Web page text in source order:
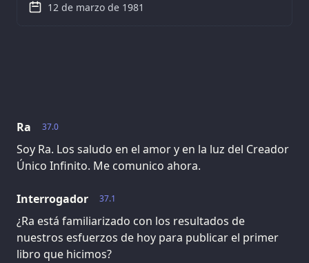
37.0
Ra
Soy Ra. Los saludo en el amor y en la luz del Creador
Único Infinito. Me comunico ahora.
37.1
Interrogador
¿Ra está familiarizado con los resultados de
nuestros esfuerzos de hoy para publicar el primer
libro que hicimos?
12 de marzo de 1981